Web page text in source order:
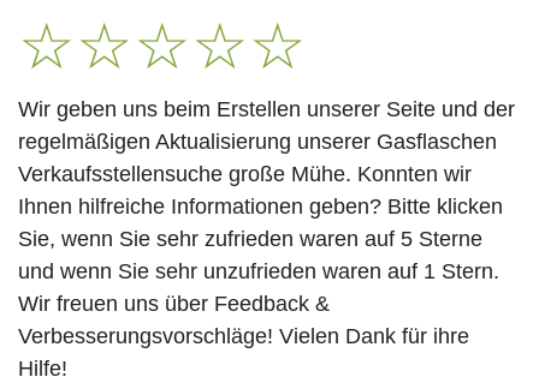
☆☆☆☆☆
Wir geben uns beim Erstellen unserer Seite und der
regelmäßigen Aktualisierung unserer Gasflaschen
Verkaufsstellensuche große Mühe. Konnten wir
Ihnen hilfreiche Informationen geben? Bitte klicken
Sie, wenn Sie sehr zufrieden waren auf 5 Sterne
und wenn Sie sehr unzufrieden waren auf 1 Stern.
Wir freuen uns über Feedback &
Verbesserungsvorschläge! Vielen Dank für ihre
Hilfe!